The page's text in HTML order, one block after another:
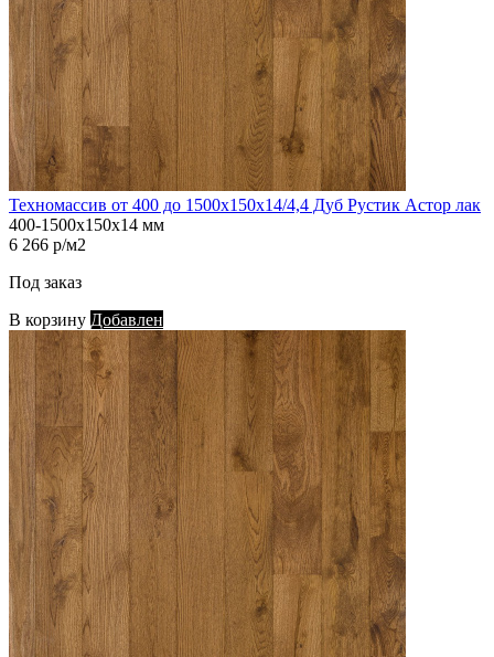
Техномассив от 400 до 1500х150х14/4,4 Дуб Рустик Астор лак
400-1500х150х14 мм
6 266 р/м2
Под заказ
В корзину Добавлен